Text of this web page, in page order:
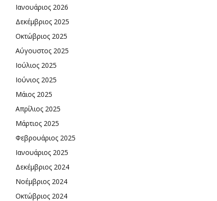
Ιανουάριος 2026
Δεκέμβριος 2025
Οκτώβριος 2025
Αύγουστος 2025
Ιούλιος 2025
Ιούνιος 2025
Μάιος 2025
Απρίλιος 2025
Μάρτιος 2025
Φεβρουάριος 2025
Ιανουάριος 2025
Δεκέμβριος 2024
Νοέμβριος 2024
Οκτώβριος 2024